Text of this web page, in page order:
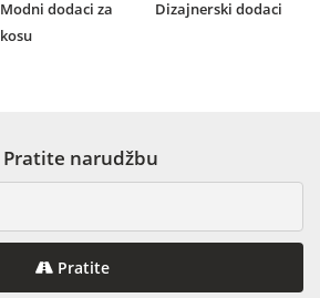
Modni dodaci za
kosu
Dizajnerski dodaci
Pratite narudžbu
Pratite